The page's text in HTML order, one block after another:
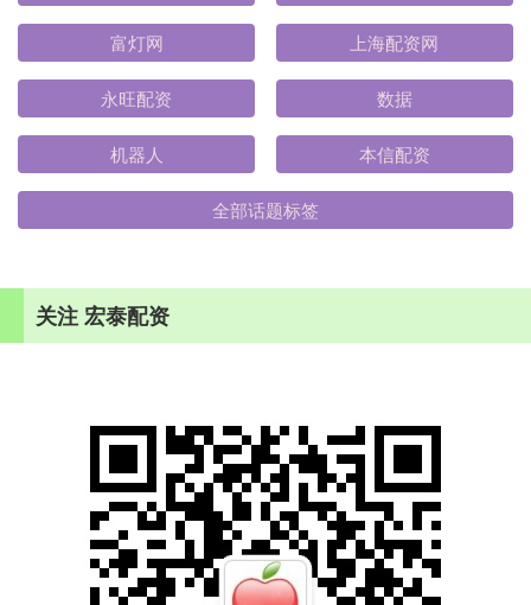
富灯网 上海配资网
永旺配资 数据
机器人 本信配资
全部话题标签
关注 宏泰配资